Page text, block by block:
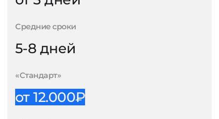
Средние сроки
5-8 дней
«Стандарт»
от 12.000₽